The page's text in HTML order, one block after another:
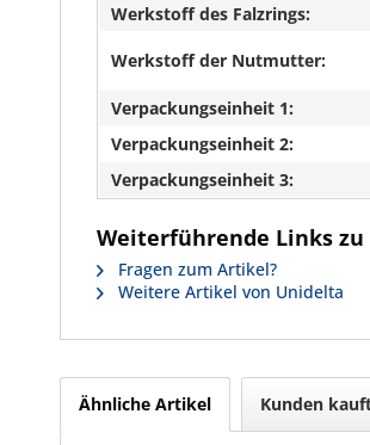
Werkstoff des Falzrings:
Werkstoff der Nutmutter:
Verpackungseinheit 1:
Verpackungseinheit 2:
Verpackungseinheit 3:
Weiterführende Links
Fragen zum Artikel?
Weitere Artikel von Unidelta
Ähnliche Artikel Kunden